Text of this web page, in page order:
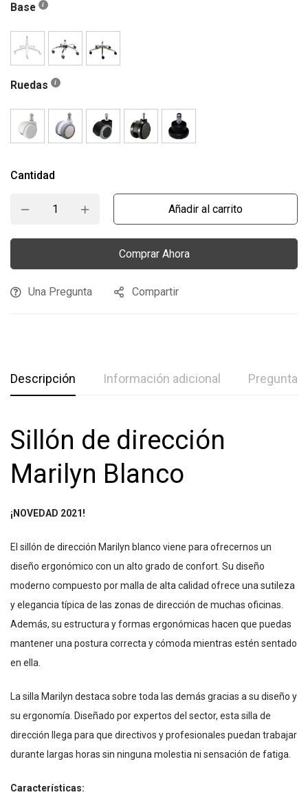
Base
Ruedas
Cantidad
Añadir al carrito
Comprar Ahora
Una Pregunta Compartir
Descripción Información adicional Preguntas
Sillón de dirección
Marilyn Blanco
¡NOVEDAD 2021!
El sillón de dirección Marilyn blanco viene para ofrecernos un
diseño ergonómico con un alto grado de confort. Su diseño
moderno compuesto por malla de alta calidad ofrece una sutileza
y elegancia típica de las zonas de dirección de muchas oficinas.
Además, su estructura y formas ergonómicas hacen que puedas
mantener una postura correcta y cómoda mientras estén sentado
en ella.
La silla Marilyn destaca sobre toda las demás gracias a su diseño y
su ergonomía. Diseñado por expertos del sector, esta silla de
dirección llega para que directivos y profesionales puedan trabajar
durante largas horas sin ninguna molestia ni sensación de fatiga.
Características: